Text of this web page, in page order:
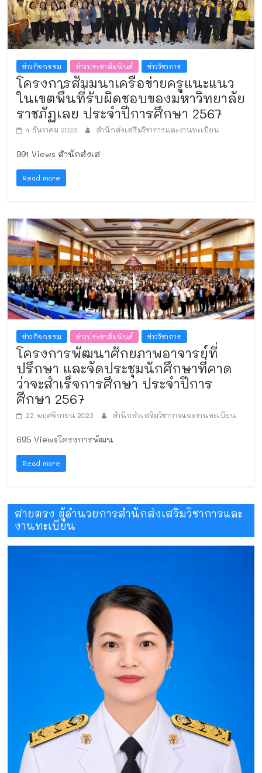
ข่าวกิจกรรม ข่าวประชาสัมพันธ์ ข่าววิชาการ
โครงการสัมมนาเครือข่ายครูแนะแนว
ในเขตพื้นที่รับผิดชอบของมหาวิทยาลัย
ราชภัฏเลย ประจำปีการศึกษา 2567
4 ธันวาคม 2023 สำนักส่งเสริมวิชาการและงานทะเบียน
991 Views สำนักส่งเส
Read more
ข่าวกิจกรรม ข่าวประชาสัมพันธ์ ข่าววิชาการ
โครงการพัฒนาศักยภาพอาจารย์ที่
ปรึกษา และจัดประชุมนักศึกษาที่คาด
ว่าจะสำเร็จการศึกษา ประจำปีการ
ศึกษา 2567
22 พฤศจิกายน 2023 สำนักส่งเสริมวิชาการและงานทะเบียน
695 Viewsโครงการพัฒน
Read more
สายตรง ผู้อำนวยการสำนักส่งเสริมวิชาการและ
งานทะเบียน